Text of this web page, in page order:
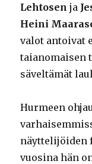
Lehtosen ja
Heini
valot antoivat
taianomaisen
säveltämät
Hurmeen
näyttelijöiden
vuosina hän